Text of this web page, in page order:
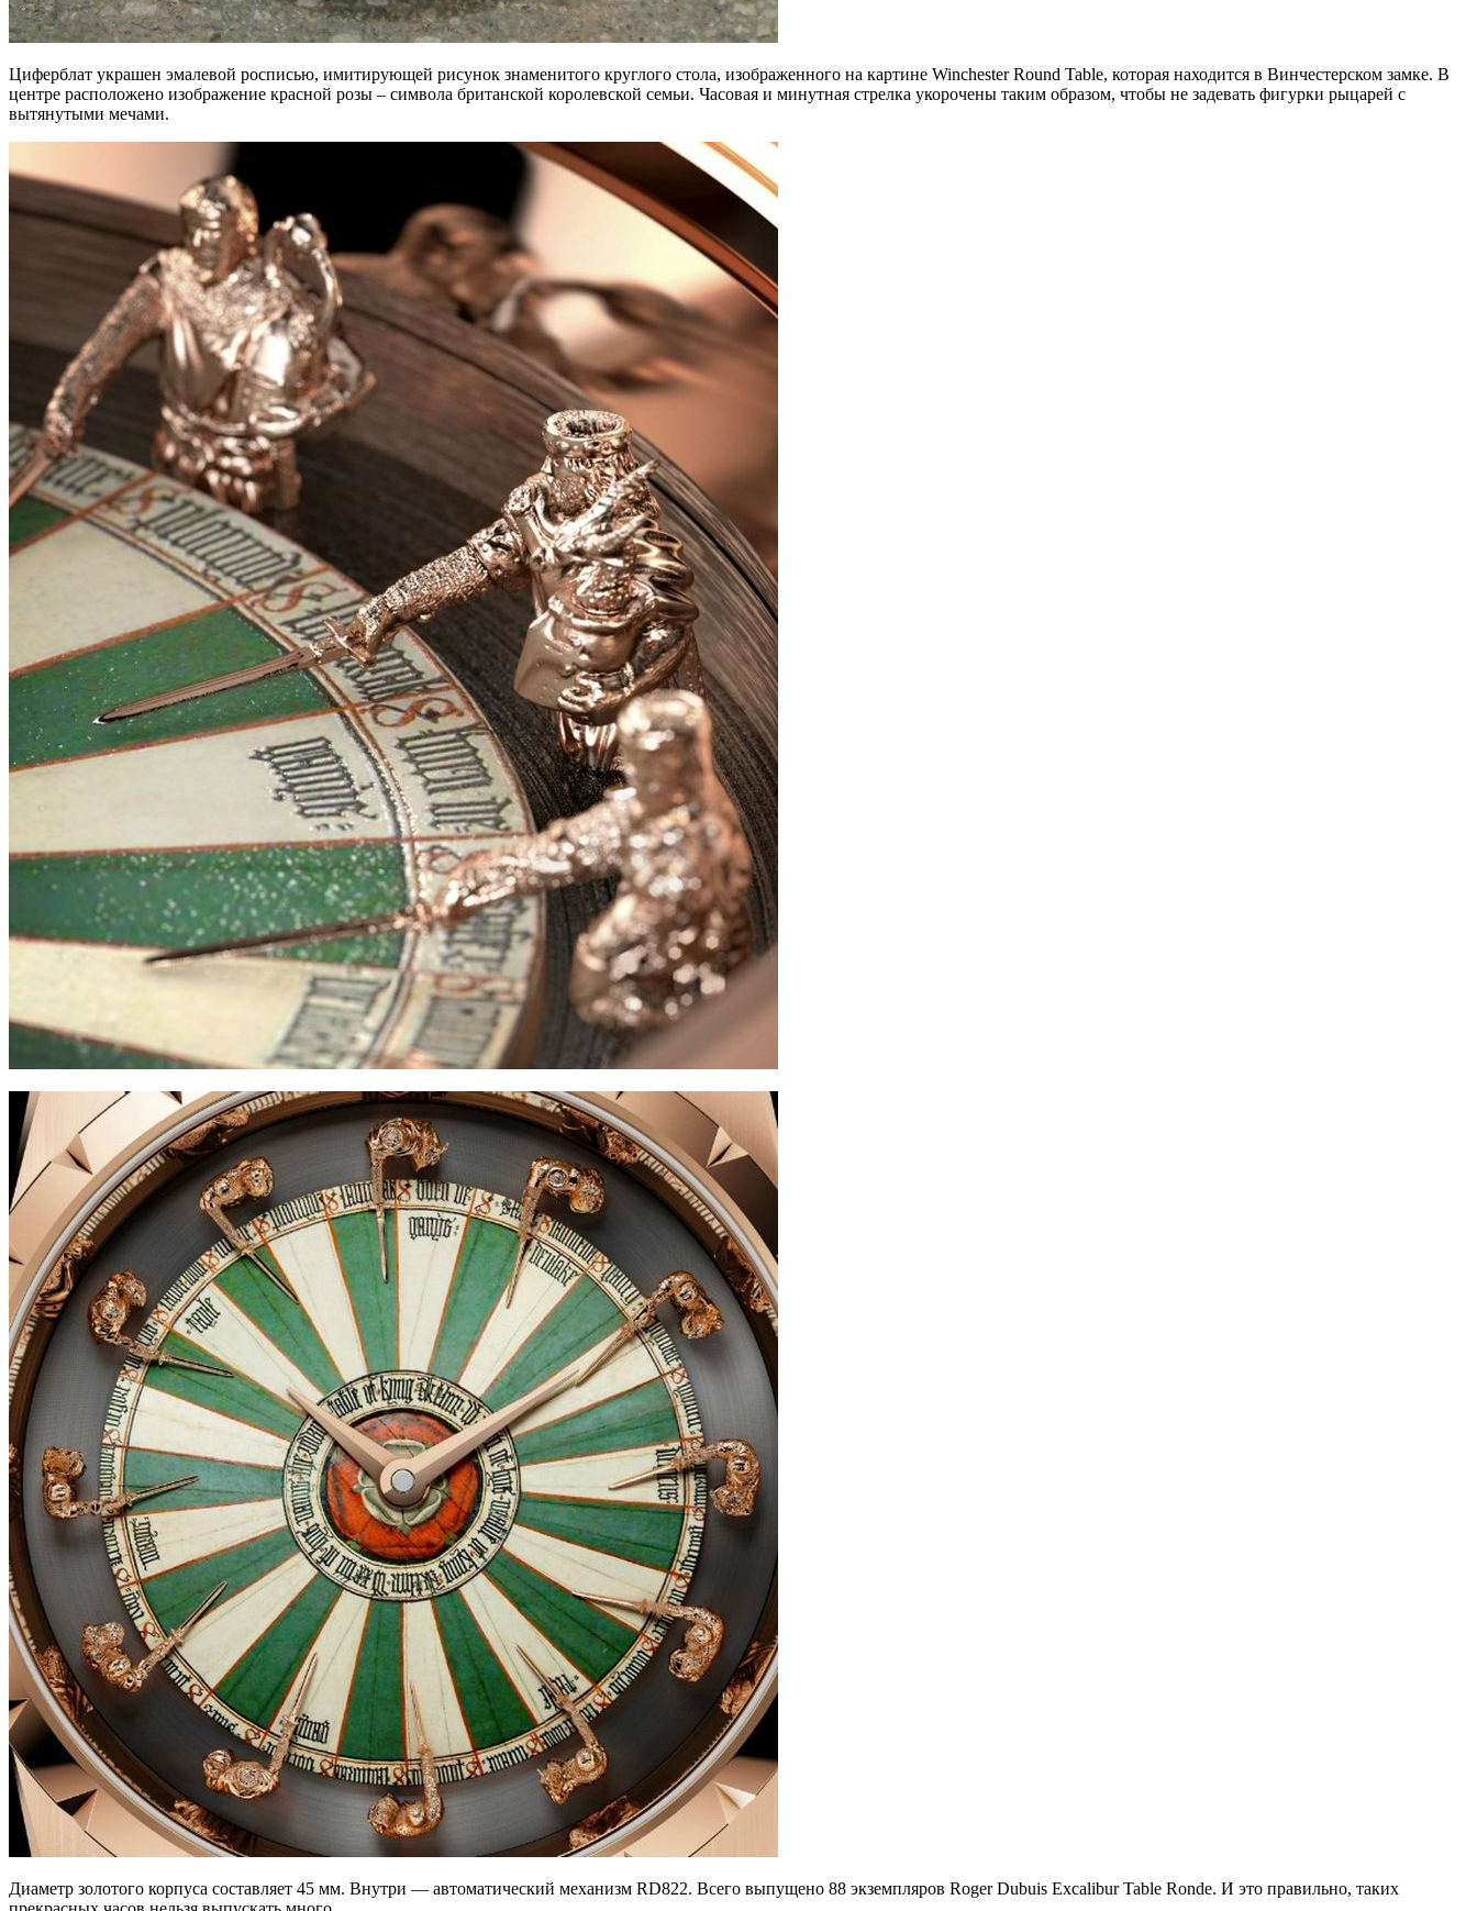
Циферблат украшен эмалевой росписью, имитирующей рисунок знаменитого круглого стола, изображенного на картине Winchester Round Table, которая находится в Винчестерском замке. В
центре расположено изображение красной розы – символа британской королевской семьи. Часовая и минутная стрелка укорочены таким образом, чтобы не задевать фигурки рыцарей с
вытянутыми мечами.
Диаметр золотого корпуса составляет 45 мм. Внутри — автоматический механизм RD822. Всего выпущено 88 экземпляров Roger Dubuis Excalibur Table Ronde. И это правильно, таких